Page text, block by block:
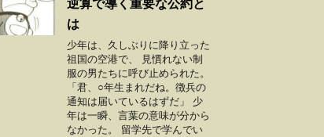
逆算で導く重要な公約と
は
少年は、久しぶりに降り立った
祖国の空港で、 見慣れない制
服の男たちに呼び止められた。
「君、○年生まれだね。徴兵の
通知は届いているはずだ」 少
年は一瞬、言葉の意味が分から
なかった。 留学先で学んでい